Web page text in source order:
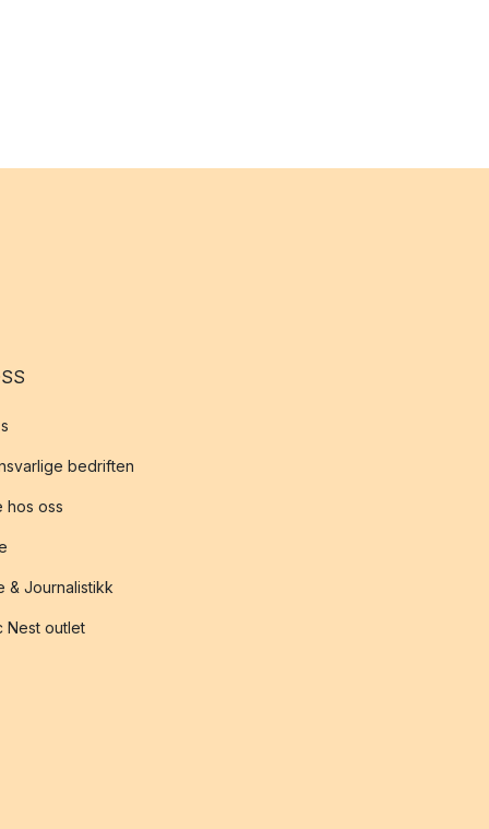
bedriften
hos oss
& Journalistikk
Nest outlet